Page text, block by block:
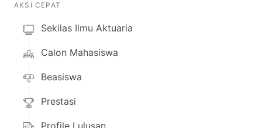
AKSI CEPAT
Sekilas Ilmu Aktuaria
Calon Mahasiswa
Beasiswa
Prestasi
Profile Lulusan